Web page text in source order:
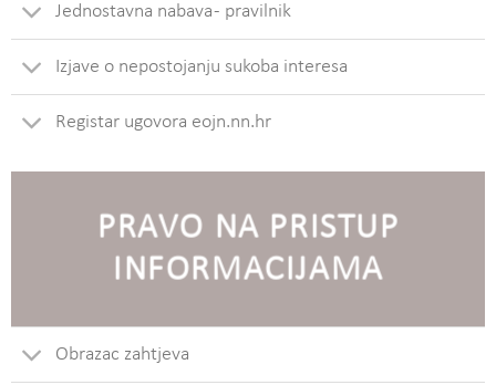
Jednostavna nabava - pravilnik
Izjave o nepostojanju sukoba interesa
Registar ugovora eojn.nn.hr
PRAVO NA PRISTUP
INFORMACIJAMA
Obrazac zahtjeva